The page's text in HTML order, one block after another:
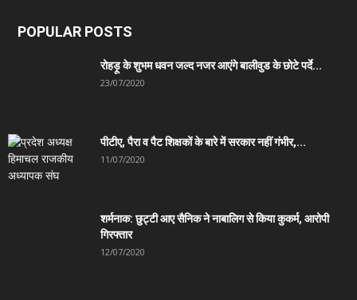
POPULAR POSTS
रोहड़ू के शुभम धवन जल्द नजर आएंगे बालीवुड के छोटे पर्दे...
23/07/2020
पीटीए, पैरा व पैट शिक्षकों के बारे में सरकार नहीं गंभीर,...
11/07/2020
शर्मनाक: छुट्टी आए सैनिक ने नाबालिग से किया कुकर्म, आरोपी
गिरफ्तार
12/07/2020